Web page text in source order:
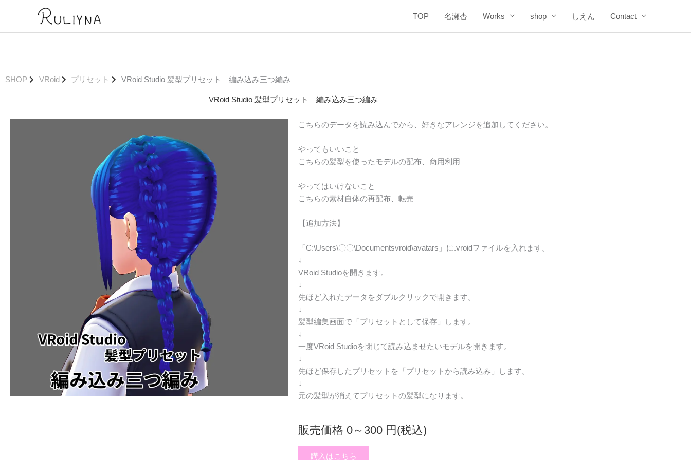
プ
TOP 名瀬杏 Works shop しえん Contact
SHOP VRoid プリセット VRoid Studio 髪型プリセット 編み込み三つ編み
VRoid Studio 髪型プリセット 編み込み三つ編み
こちらのデータを読み込んでから、好きなアレンジを追加してください。
やってもいいこと
こちらの髪型を使ったモデルの配布、商用利用
やってはいけないこと
こちらの素材自体の再配布、転売
【追加方法】
「C:\Users\〇〇\Documentsvroid\avatars」に.vroidファイルを入れます。
↓
VRoid Studioを開きます。
↓
先ほど入れたデータをダブルクリックで開きます。
↓
髪型編集画面で「プリセットとして保存」します。
↓
一度VRoid Studioを閉じて読み込ませたいモデルを開きます。
↓
先ほど保存したプリセットを「プリセットから読み込み」します。
↓
元の髪型が消えてプリセットの髪型になります。
販売価格 0～300 円(税込)
購入はこちら